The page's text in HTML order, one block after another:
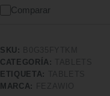
Comparar
SKU:
CATEGORÍA:
ETIQUETA:
MARCA: